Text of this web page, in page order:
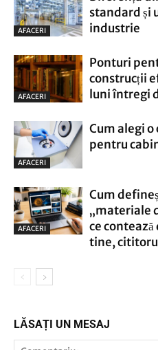
AFACERI
standard și
industrie
AFACERI
Ponturi
construcții
luni întregi
AFACERI
Cum alegi
pentru
AFACERI
Cum
„materiale
ce
tine,
LĂSAȚI UN MESAJ